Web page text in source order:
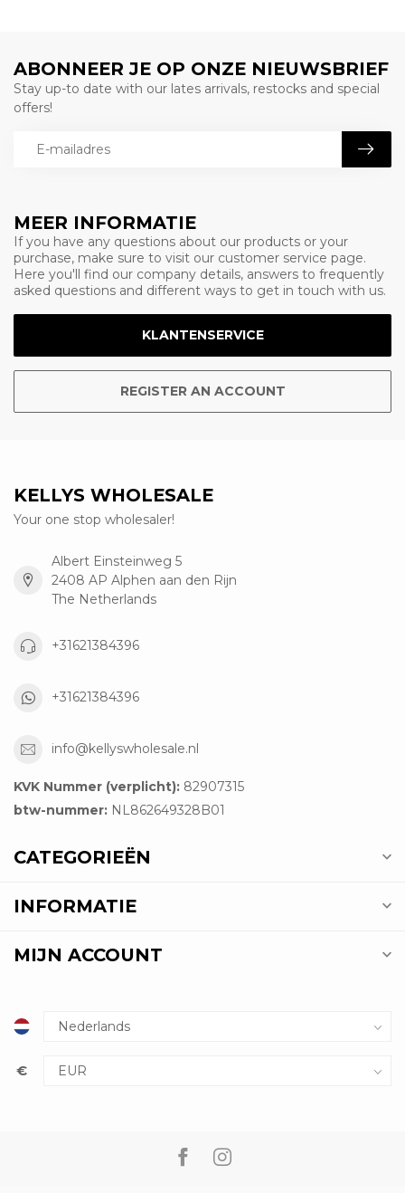
MEER INFORMATIE
If you have any questions about our products or your
purchase, make sure to visit our customer service page.
Here you'll find our company details, answers to frequently
asked questions and different ways to get in touch with us.
KLANTENSERVICE
REGISTER AN ACCOUNT
ABONNEER JE OP ONZE NIEUWSBRIEF
Stay up-to date with our lates arrivals, restocks and special
offers!
KELLYS WHOLESALE
Your one stop wholesaler!
Albert Einsteinweg 5
2408 AP Alphen aan den Rijn
The Netherlands
+31621384396
+31621384396
info@kellyswholesale.nl
KVK Nummer (verplicht): 82907315
btw-nummer: NL862649328B01
CATEGORIEËN
INFORMATIE
MIJN ACCOUNT
€